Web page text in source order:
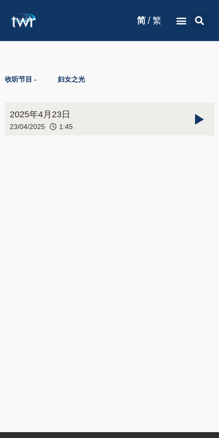
简 / 繁
收听节目 - 妇女之光
2025年4月23日
23/04/2025 1:45